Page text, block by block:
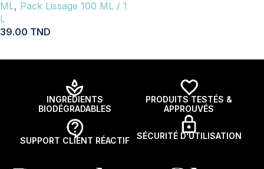
ML, Pack Lissage 100 ML / 1
L
39.00 TND
INGRÉDIENTS
BIODÉGRADABLES
PRODUITS TESTÉS &
APPROUVÉS
SUPPORT CLIENT RÉACTIF SÉCURITÉ D’UTILISATION